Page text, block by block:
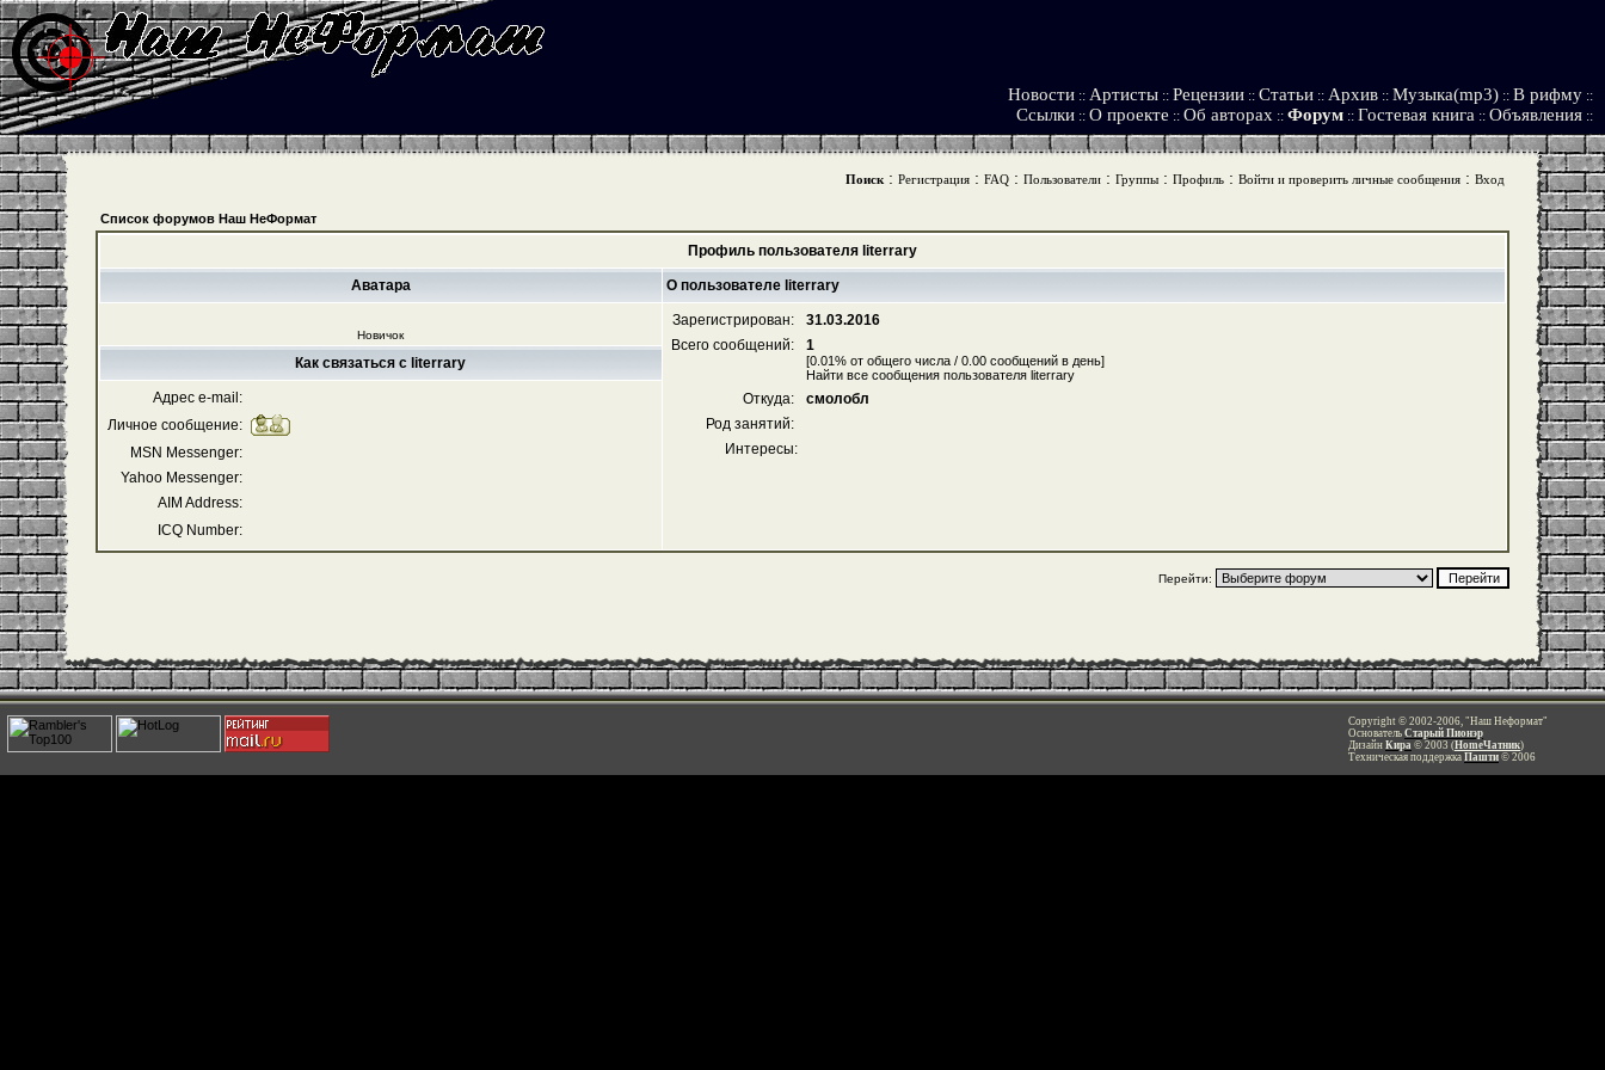
Новости :: Артисты :: Рецензии :: Статьи :: Архив :: Музыка(mp3) :: В рифму ::
Ссылки :: О проекте :: Об авторах :: Форум :: Гостевая книга :: Объявления ::
Поиск: Регистрация: FAQ: Пользователи: Группы: Профиль: Войти и проверить личные сообщения: Вход
Список форумов Наш НеФормат
Профиль пользователя literrary
Аватара О пользователе literrary
Новичок
Зарегистрирован:
31.03.2016
Всего сообщений:
1
[0.01% от общего числа / 0.00 сообщений в день]
Найти все сообщения пользователя literrary
Откуда:
смолобл
Род занятий:
Интересы:
Как связаться с literrary
Адрес e-mail:
Личное сообщение:
MSN Messenger:
Yahoo Messenger:
AIM Address:
ICQ Number:
Перейти:
Copyright © 2002-2006, "Наш Неформат"
Основатель Старый Пионэр
Дизайн Кира © 2003 (HomeЧатник)
Техническая поддержка Пашти © 2006